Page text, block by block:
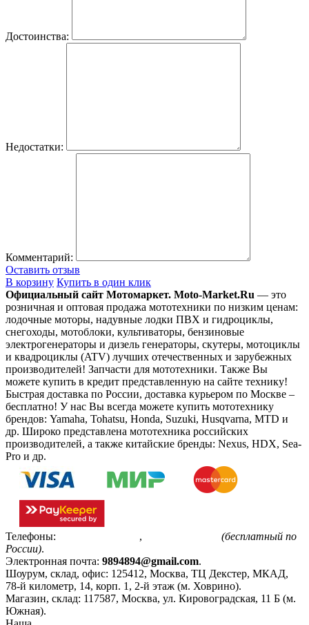
Достоинства:
Недостатки:
Комментарий:
Оставить отзыв
В корзину Купить в один клик
Официальный сайт Мотомаркет. Moto-Market.Ru — это
розничная и оптовая продажа мототехники по низким ценам:
лодочные моторы, надувные лодки ПВХ и гидроциклы,
снегоходы, мотоблоки, культиваторы, бензиновые
электрогенераторы и дизель генераторы, скутеры, мотоциклы
и квадроциклы (ATV) лучших отечественных и зарубежных
производителей! Запчасти для мототехники. Также Вы
можете купить в кредит представленную на сайте технику!
Быстрая доставка по России, доставка курьером по Москве –
бесплатно! У нас Вы всегда можете купить мототехнику
брендов: Yamaha, Tohatsu, Honda, Suzuki, Husqvarna, MTD и
др. Широко представлена мототехника российских
производителей, а также китайские бренды: Nexus, HDX, Sea-
Pro и др.
Телефоны: ,
(бесплатный по
России).
Электронная почта: 9894894@gmail.com.
Шоурум, склад, офис: 125412, Москва, ТЦ Декстер, МКАД,
78-й километр, 14, корп. 1, 2-й этаж (м. Ховрино).
Магазин, склад: 117587, Москва, ул. Кировоградская, 11 Б (м.
Южная).